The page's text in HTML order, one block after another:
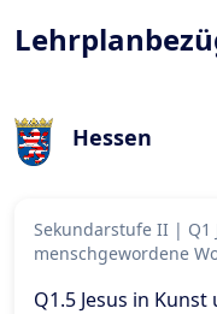
Hessen
Sekundarstufe II | Q1
menschgewordene
Q1.5 Jesus in